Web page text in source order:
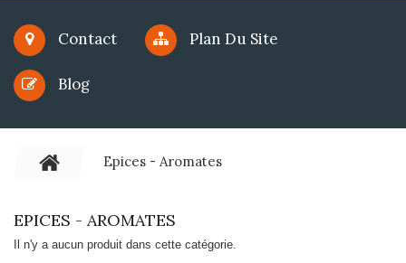
Contact Plan Du Site
Blog
Epices - Aromates
EPICES - AROMATES
Il n'y a aucun produit dans cette catégorie.